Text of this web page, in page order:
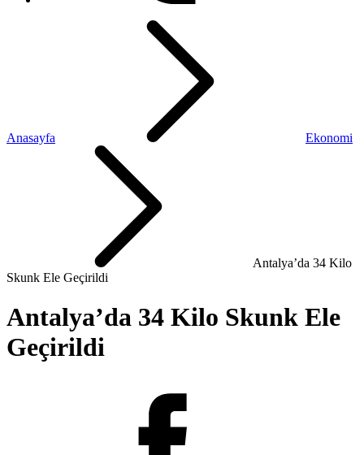
Anasayfa Ekonomi
Antalya’da 34 Kilo
Skunk Ele Geçirildi
Antalya’da 34 Kilo Skunk Ele
Geçirildi